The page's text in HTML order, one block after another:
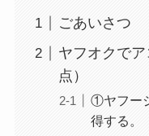
ごあいさつ
ヤフオクで
点）
①ヤフー
得する。